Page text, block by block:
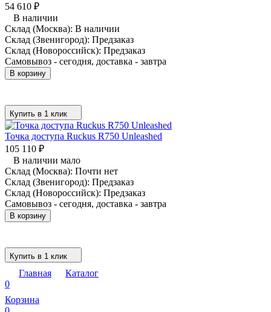
54 610 ₽
В наличии
Склад (Москва): В наличии
Склад (Звенигород): Предзаказ
Склад (Новороссийск): Предзаказ
Самовывоз - сегодня, доставка - завтра
В корзину
Купить в 1 клик
Точка доступа Ruckus R750 Unleashed
105 110 ₽
В наличии мало
Склад (Москва): Почти нет
Склад (Звенигород): Предзаказ
Склад (Новороссийск): Предзаказ
Самовывоз - сегодня, доставка - завтра
В корзину
Купить в 1 клик
Главная
Каталог
0
Корзина